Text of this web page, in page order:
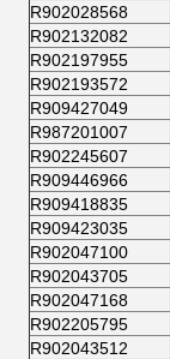
R902028568
R902132082
R902197955
R902193572
R909427049
R987201007
R902245607
R909446966
R909418835
R909423035
R902047100
R902043705
R902047168
R902205795
R902043512